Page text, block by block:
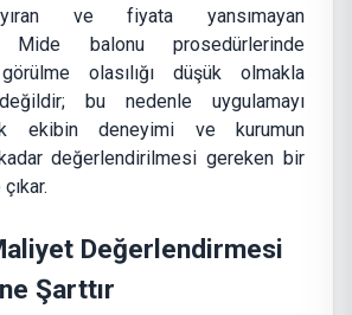
ve fiyata yansımayan
Mide balonu prosedürlerinde
olasılığı düşük olmakla
bu nedenle uygulamayı
ekibin deneyimi ve kurumun
değerlendirilmesi gereken bir
Değerlendirmesi
Şarttır